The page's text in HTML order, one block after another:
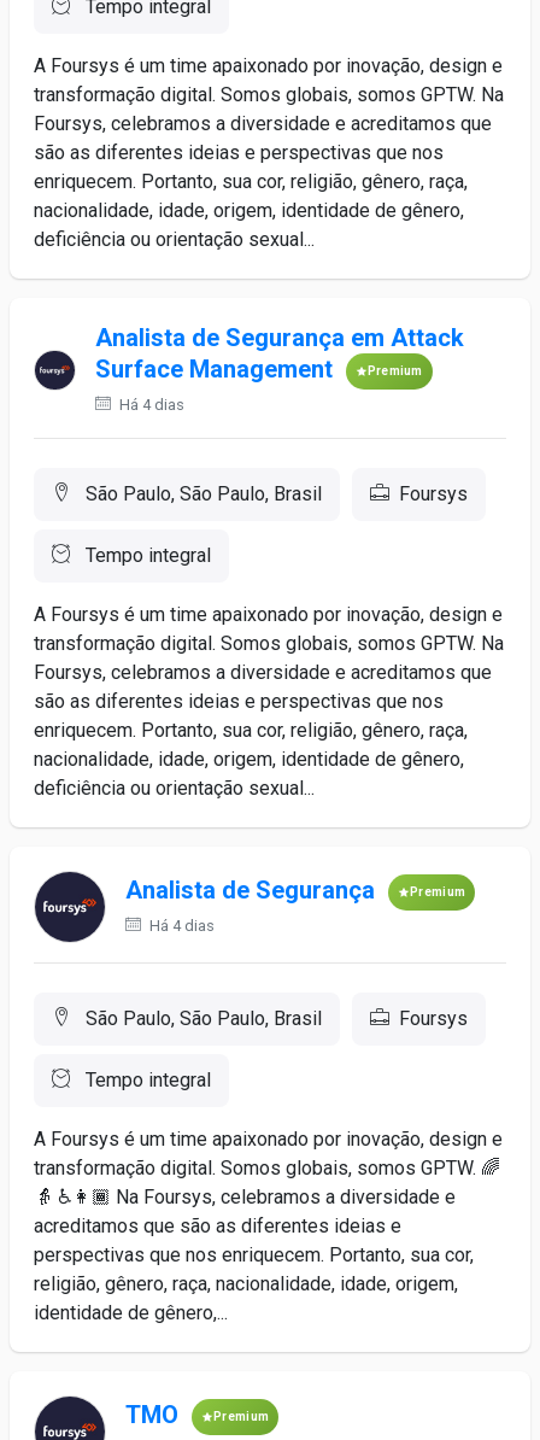
Tempo integral
A Foursys é um time apaixonado por inovação, design e
transformação digital. Somos globais, somos GPTW. Na
Foursys, celebramos a diversidade e acreditamos que
são as diferentes ideias e perspectivas que nos
enriquecem. Portanto, sua cor, religião, gênero, raça,
nacionalidade, idade, origem, identidade de gênero,
deficiência ou orientação sexual...
Analista de Segurança em Attack
Surface Management
Premium
Há 4 dias
São Paulo, São Paulo, Brasil Foursys
Tempo integral
A Foursys é um time apaixonado por inovação, design e
transformação digital. Somos globais, somos GPTW. Na
Foursys, celebramos a diversidade e acreditamos que
são as diferentes ideias e perspectivas que nos
enriquecem. Portanto, sua cor, religião, gênero, raça,
nacionalidade, idade, origem, identidade de gênero,
deficiência ou orientação sexual...
Analista de Segurança Premium
Há 4 dias
São Paulo, São Paulo, Brasil Foursys
Tempo integral
A Foursys é um time apaixonado por inovação, design e
transformação digital. Somos globais, somos GPTW. 🌈
👵 ♿️👩🏾 Na Foursys, celebramos a diversidade e
acreditamos que são as diferentes ideias e
perspectivas que nos enriquecem. Portanto, sua cor,
religião, gênero, raça, nacionalidade, idade, origem,
identidade de gênero,...
TMO Premium